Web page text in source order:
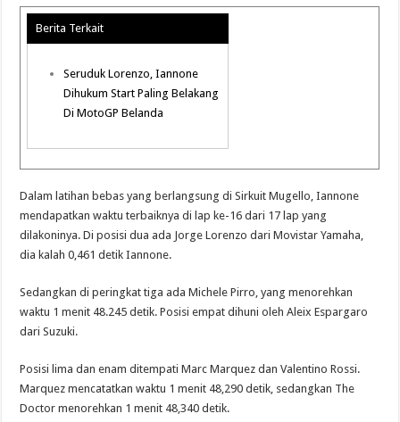
Berita Terkait
Seruduk Lorenzo, Iannone
Dihukum Start Paling Belakang
Di MotoGP Belanda
Dalam latihan bebas yang berlangsung di Sirkuit Mugello, Iannone
mendapatkan waktu terbaiknya di lap ke-16 dari 17 lap yang
dilakoninya. Di posisi dua ada Jorge Lorenzo dari Movistar Yamaha,
dia kalah 0,461 detik Iannone.
Sedangkan di peringkat tiga ada Michele Pirro, yang menorehkan
waktu 1 menit 48.245 detik. Posisi empat dihuni oleh Aleix Espargaro
dari Suzuki.
Posisi lima dan enam ditempati Marc Marquez dan Valentino Rossi.
Marquez mencatatkan waktu 1 menit 48,290 detik, sedangkan The
Doctor menorehkan 1 menit 48,340 detik.